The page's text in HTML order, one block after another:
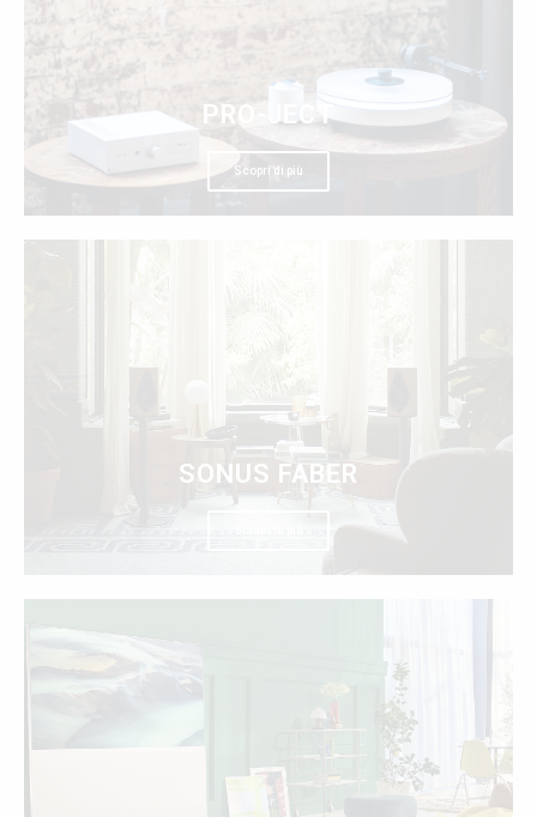
PRO-JECT
Scopri di più
SONUS FABER